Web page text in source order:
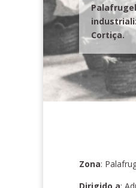
Cortiça.
Zona: